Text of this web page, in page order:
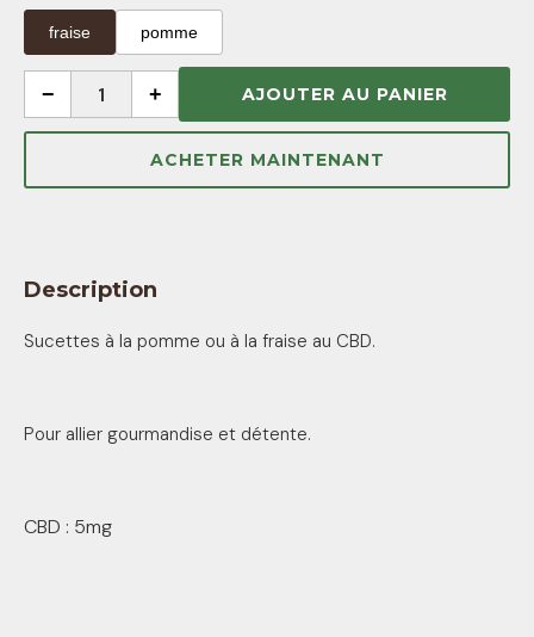
fraise pomme
− 1 + AJOUTER AU PANIER
ACHETER MAINTENANT
Description
Sucettes à la pomme ou à la fraise au CBD.
Pour allier gourmandise et détente.
CBD : 5mg